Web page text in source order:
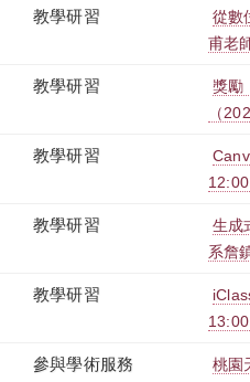
教學研習
從數
甫老
教學研習
獎勵
（
教學研習
教學研習
生成
系詹
教學研習
參與學術服務 桃園